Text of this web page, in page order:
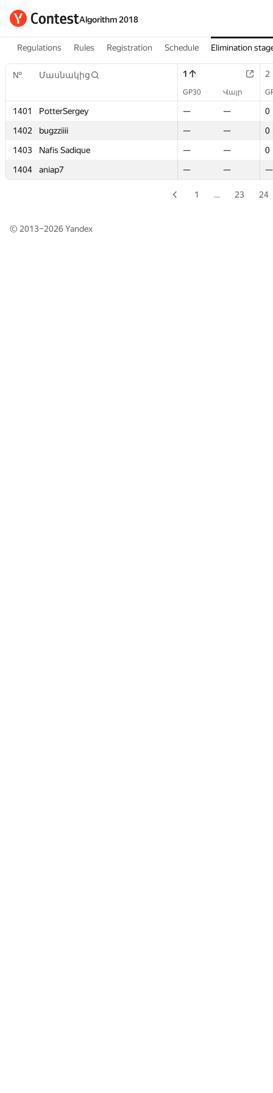
Algorithm 2018
Regulations Rules Registration Schedule Elimination
№ Մասնակից 1 2
GP30 Վայր
1401 PotterSergey — —
0
1402
bugzziiii — —
0
1403
Nafis Sadique — —
0
1404
aniap7 — — —
№ Մասնակից 1 2
GP30 Վայր
1401 PotterSergey — —
0
1402
bugzziiii — —
0
1403
Nafis Sadique — —
0
1404
aniap7 — — —
1 … 23 24
© 2013–2026Yandex